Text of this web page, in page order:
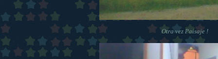
Otra vez Paisaje !